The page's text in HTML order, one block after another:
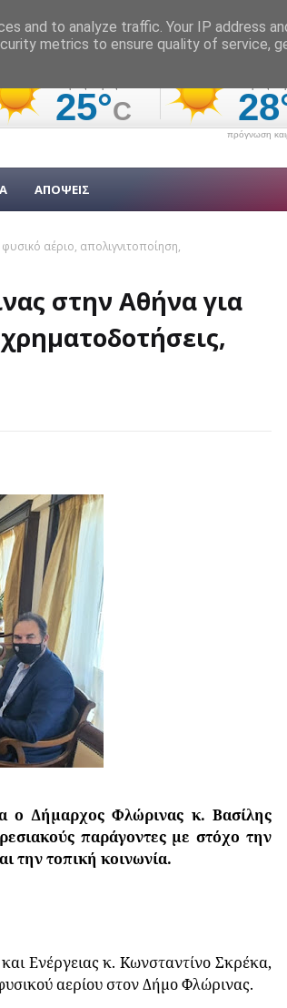
πρόγνωση
ΑΠΟΨΕΙΣ
αέριο, απολιγνιτοποίηση,
στην Αθήνα για
ο Δήμαρχος Φλώρινας κ. Βασίλης
παράγοντες με στόχο την
την τοπική κοινωνία.
Ενέργειας κ. Κωνσταντίνο Σκρέκα,
αερίου στον Δήμο Φλώρινας.
and to analyze traffic. Your IP address
metrics to ensure quality of service,